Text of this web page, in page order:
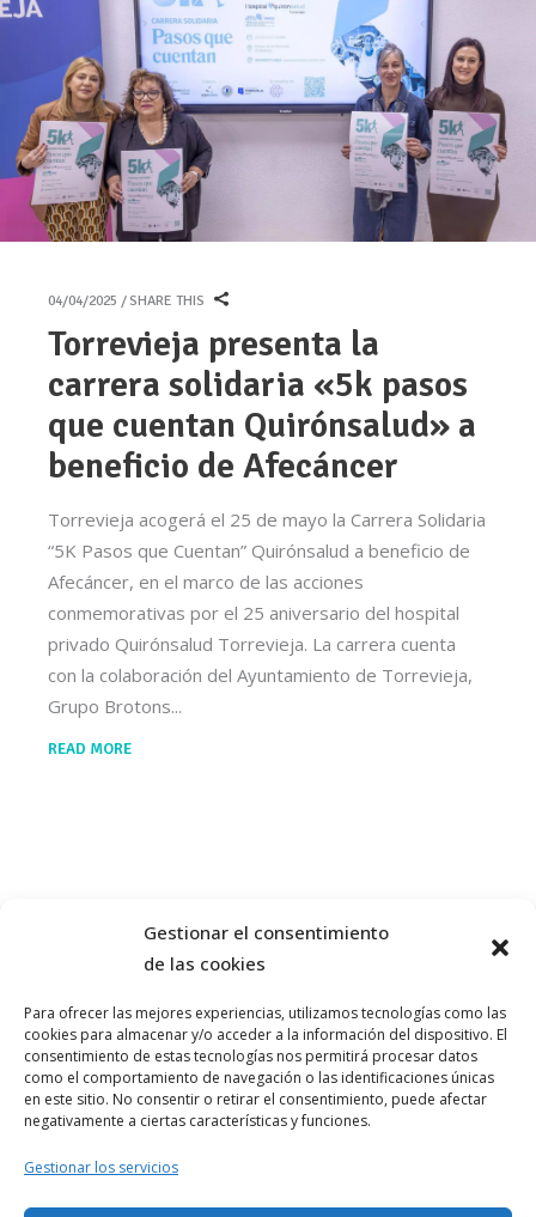
Gestionar el consentimiento
de las cookies
Para ofrecer las mejores experiencias, utilizamos tecnologías como las
cookies para almacenar y/o acceder a la información del dispositivo. El
consentimiento de estas tecnologías nos permitirá procesar datos
como el comportamiento de navegación o las identificaciones únicas
en este sitio. No consentir o retirar el consentimiento, puede afectar
negativamente a ciertas características y funciones.
Gestionar los servicios
04/04/2025 SHARE THIS
Torrevieja presenta la
carrera solidaria «5k pasos
que cuentan Quirónsalud» a
beneficio de Afecáncer
Torrevieja acogerá el 25 de mayo la Carrera Solidaria
“5K Pasos que Cuentan” Quirónsalud a beneficio de
Afecáncer, en el marco de las acciones
conmemorativas por el 25 aniversario del hospital
privado Quirónsalud Torrevieja. La carrera cuenta
con la colaboración del Ayuntamiento de Torrevieja,
Grupo Brotons
READ MORE
Política de Privacidad